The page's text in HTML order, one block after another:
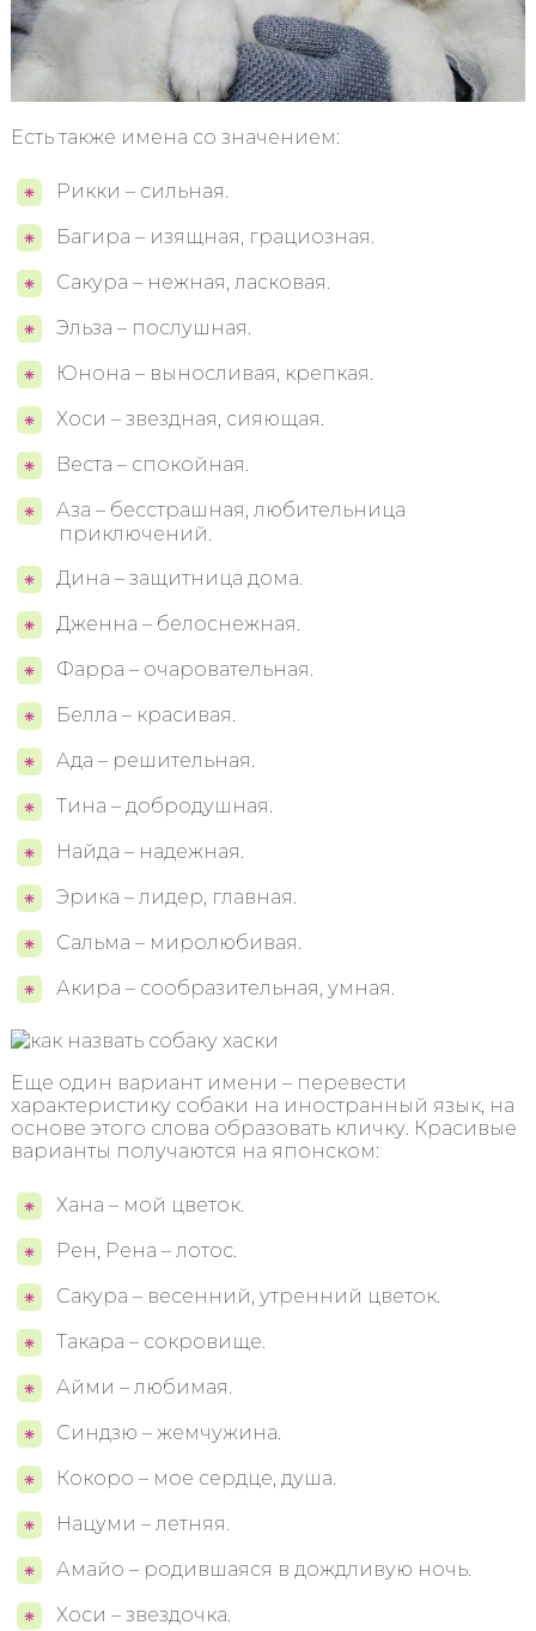
Есть также имена со значением:
Рикки – сильная.
Багира – изящная, грациозная.
Сакура – нежная, ласковая.
Эльза – послушная.
Юнона – выносливая, крепкая.
Хоси – звездная, сияющая.
Веста – спокойная.
Аза – бесстрашная, любительница
приключений.
Дина – защитница дома.
Дженна – белоснежная.
Фарра – очаровательная.
Белла – красивая.
Ада – решительная.
Тина – добродушная.
Найда – надежная.
Эрика – лидер, главная.
Сальма – миролюбивая.
Акира – сообразительная, умная.
Еще один вариант имени – перевести
характеристику собаки на иностранный язык, на
основе этого слова образовать кличку. Красивые
варианты получаются на японском:
Хана – мой цветок.
Рен, Рена – лотос.
Сакура – весенний, утренний цветок.
Такара – сокровище.
Айми – любимая.
Синдзю – жемчужина.
Кокоро – мое сердце, душа.
Нацуми – летняя.
Амайо – родившаяся в дождливую ночь.
Хоси – звездочка.